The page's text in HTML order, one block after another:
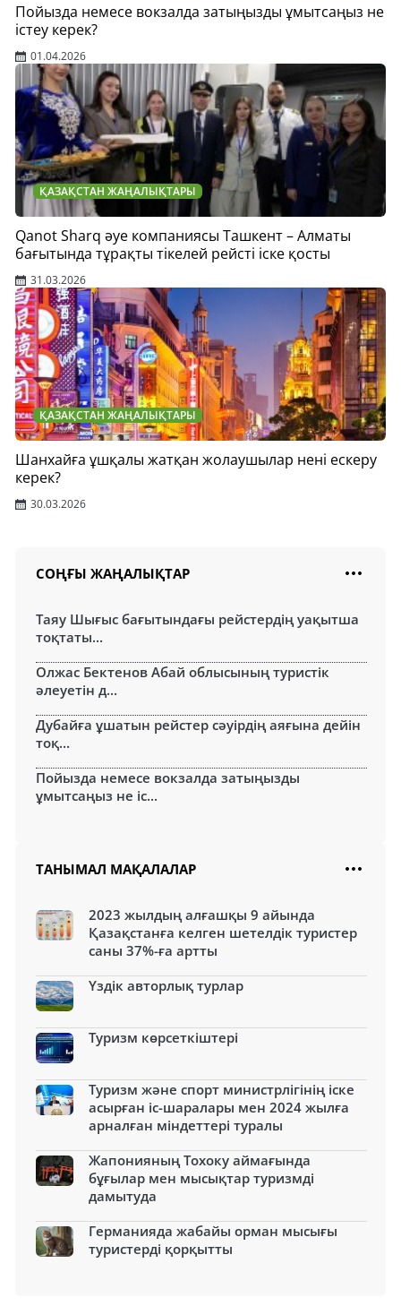
Пойызда немесе вокзалда затыңызды ұмытсаңыз не
істеу керек?
01.04.2026
ҚАЗАҚСТАН ЖАҢАЛЫҚТАРЫ
Qanot Sharq әуе компаниясы Ташкент – Алматы
бағытында тұрақты тікелей рейсті іске қосты
31.03.2026
ҚАЗАҚСТАН ЖАҢАЛЫҚТАРЫ
Шанхайға ұшқалы жатқан жолаушылар нені ескеру
керек?
30.03.2026
СОҢҒЫ ЖАҢАЛЫҚТАР
Таяу Шығыс бағытындағы рейстердің уақытша
тоқтаты...
Олжас Бектенов Абай облысының туристік
әлеуетін д...
Дубайға ұшатын рейстер сәуірдің аяғына дейін
тоқ...
Пойызда немесе вокзалда затыңызды
ұмытсаңыз не іс...
ТАНЫМАЛ МАҚАЛАЛАР
2023 жылдың алғашқы 9 айында
Қазақстанға келген шетелдік туристер
саны 37%-ға артты
Үздік авторлық турлар
Туризм көрсеткіштері
Туризм және спорт министрлігінің іске
асырған іс-шаралары мен 2024 жылға
арналған міндеттері туралы
Жапонияның Тохоку аймағында
бұғылар мен мысықтар туризмді
дамытуда
Германияда жабайы орман мысығы
туристерді қорқытты